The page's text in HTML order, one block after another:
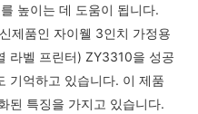
높이는 데 도움이 됩니다.
제품인 자이웰 3인치 가정용
라벨 프린터) ZY3310을 성공
기억하고 있습니다. 이 제품
된 특징을 가지고 있습니다.